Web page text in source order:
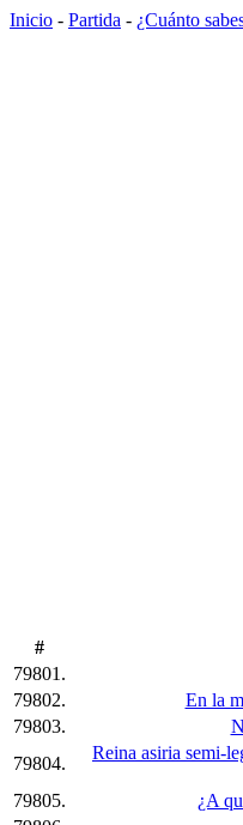
Inicio - Partida - ¿Cuánto
#
79801.
79802.
En la
79803.
79804.
Reina asiria semi-
79805.
¿A